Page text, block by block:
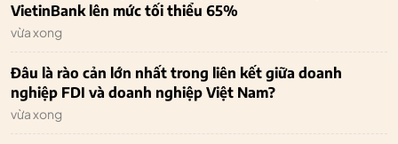
VietinBank lên mức tối thiểu 65%
vừa xong
Đâu là rào cản lớn nhất trong liên kết giữa doanh
nghiệp FDI và doanh nghiệp Việt Nam?
vừa xong